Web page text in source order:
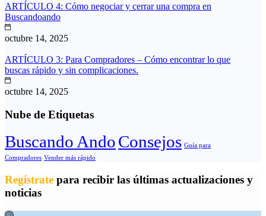
ARTÍCULO 4: Cómo negociar y cerrar una compra en
Buscandoando
octubre 14, 2025
ARTÍCULO 3: Para Compradores – Cómo encontrar lo que
buscas rápido y sin complicaciones.
octubre 14, 2025
Nube de Etiquetas
Buscando AndoConsejos Guía para
Compradores Vender más rápido
Regístrate para recibir las últimas actualizaciones y
noticias